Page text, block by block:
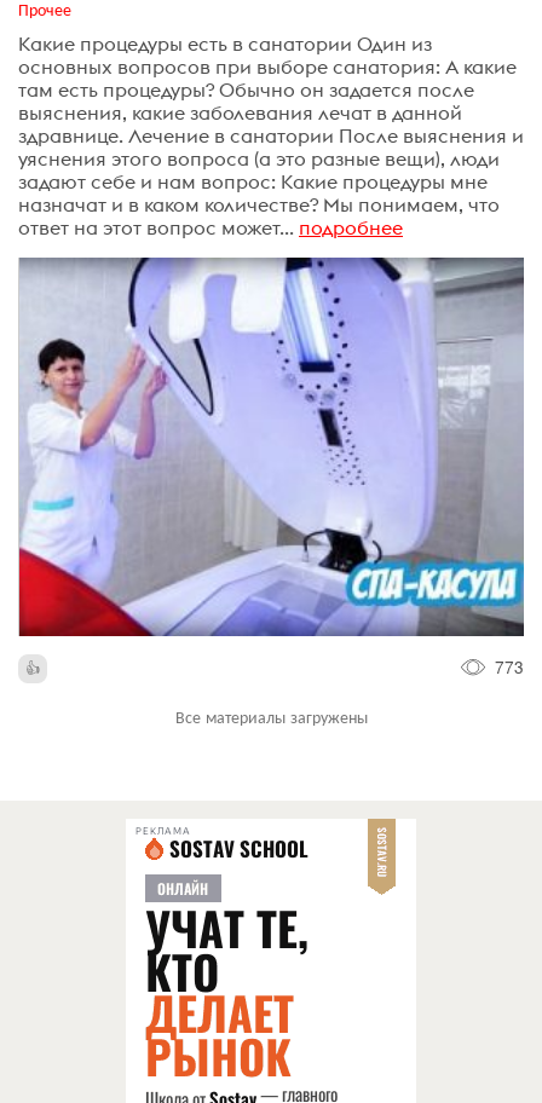
Прочее
Какие процедуры есть в санатории Один из
основных вопросов при выборе санатория: А какие
там есть процедуры? Обычно он задается после
выяснения, какие заболевания лечат в данной
здравнице. Лечение в санатории После выяснения и
уяснения этого вопроса (а это разные вещи), люди
задают себе и нам вопрос: Какие процедуры мне
назначат и в каком количестве? Мы понимаем, что
ответ на этот вопрос может... подробнее
773
Все материалы загружены
РЕКЛАМА